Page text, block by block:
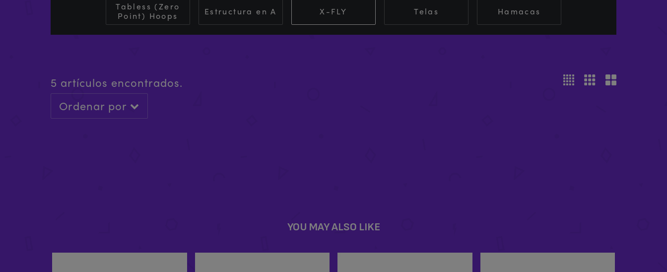
Tabless (Zero
Point) Hoops
Estructura en A X-FLY Telas Hamacas
5 artículos encontrados.
Ordenar por